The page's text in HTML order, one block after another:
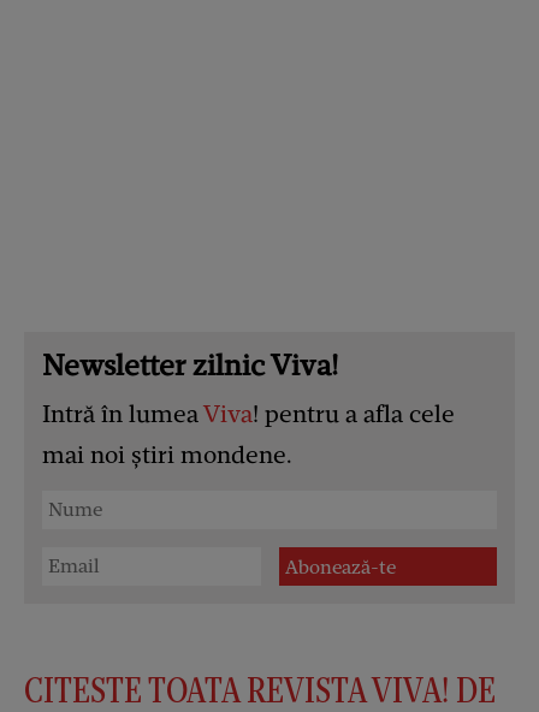
Newsletter zilnic Viva!
Intră în lumeaViva! pentru a afla cele
mai noi știri mondene.
CITESTE TOATA REVISTA VIVA! DE